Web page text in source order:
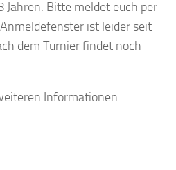
Jahren. Bitte meldet euch per
ist leider seit
dem Turnier findet noch
Informationen.